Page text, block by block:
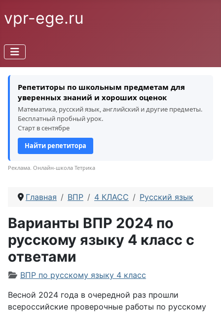
vpr-ege.ru
Репетиторы по школьным предметам для
уверенных знаний и хороших оценок
Математика, русский язык, английский и другие предметы.
Бесплатный пробный урок.
Старт в сентябре
Найти репетитора
Реклама. Онлайн-школа Тетрика
Главная ВПР 4 КЛАСС Русский язык
Варианты ВПР 2024 по
русскому языку 4 класс с
ответами
Информация о материале
ВПР по русскому языку 4 класс
Весной 2024 года в очередной раз прошли
всероссийские проверочные работы по русскому